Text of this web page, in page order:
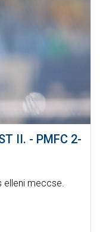
II. - PMFC 2-
meccse.